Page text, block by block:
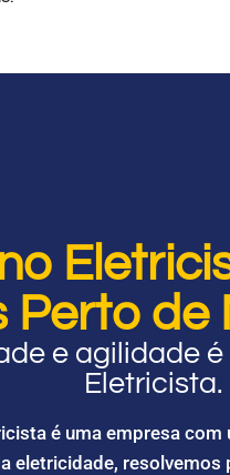
Perto de
e agilidade
Eletricista.
é uma empresa com
eletricidade,